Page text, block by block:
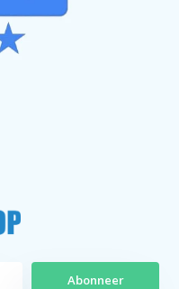
Abonneer